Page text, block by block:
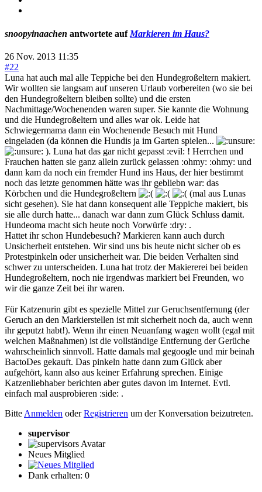
snoopyinaachen antwortete auf Markieren im Haus?
26 Nov. 2013 11:35
#22
Luna hat auch mal alle Teppiche bei den Hundegroßeltern makiert.
Wir wollten sie langsam auf unseren Urlaub vorbereiten (wo sie bei
den Hundegroßeltern bleiben sollte) und die ersten
Nachmittage/Wochenenden waren super. Sie kannte die Wohnung
und die Hundegroßeltern und alles war ok. Leide hat
Schwiegermama dann ein Wochenende Besuch mit Hund
eingeladen (da können die Hundis ja im Garten spielen...
). Luna hat das gar nicht gepasst :evil: ! Herrchen und
Frauchen hatten sie ganz allein zurück gelassen :ohmy: :ohmy: und
dann kam da noch ein fremder Hund ins Haus, der hier bestimmt
noch das letzte genommen hätte was ihr gebliebn war: das
Körbchen und die Hundegroßeltern
(mal aus Lunas
sicht gesehen). Sie hat dann konsequent alle Teppiche makiert, bis
sie alle durch hatte... danach war dann zum Glück Schluss damit.
Hundeoma macht sich heute noch Vorwürfe :dry: .
Hattet ihr schon Hundebesuch? Markieren kann auch durch
Unsicherheit entstehen. Wir sind uns bis heute nicht sicher ob es
Protestpinkeln oder unsicherheit war. Die beiden Verhalten sind
schwer zu unterscheiden. Luna hat trotz der Makiererei bei beiden
Hundegroßeltern, noch nie irgendwas markiert bei Freunden, wo
wir die ganze Zeit bei ihr waren.
Für Katzenurin gibt es spezielle Mittel zur Geruchsentfernung (der
Geruch an den Markierstellen ist mit sicherheit noch da, auch wenn
ihr geputzt habt!). Wenn ihr einen Neuanfang wagen wollt (egal mit
welchen Maßnahmen) ist die vollständige Entfernung der Gerüche
wahrscheinlich sinnvoll. Hatte damals mal gegoogle und mir beinah
BactoDes gekauft. Das pinkeln hatte dann zum Glück aber
aufgehört, kann also aus keiner Erfahrung sprechen. Einige
Katzenliebhaber berichten aber gutes davon im Internet. Evtl.
einfach mal ausprobieren :side: .
Bitte Anmelden oderRegistrieren um der Konversation beizutreten.
supervisor
Neues Mitglied
Dank erhalten: 0